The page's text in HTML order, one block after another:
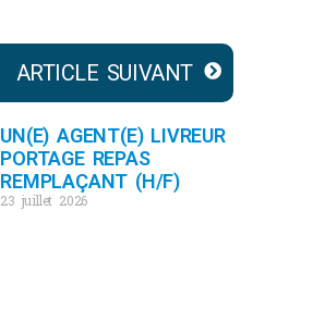
ARTICLE SUIVANT
UN(E) AGENT(E) LIVREUR
PORTAGE REPAS
REMPLAÇANT (H/F)
23 juillet 2026